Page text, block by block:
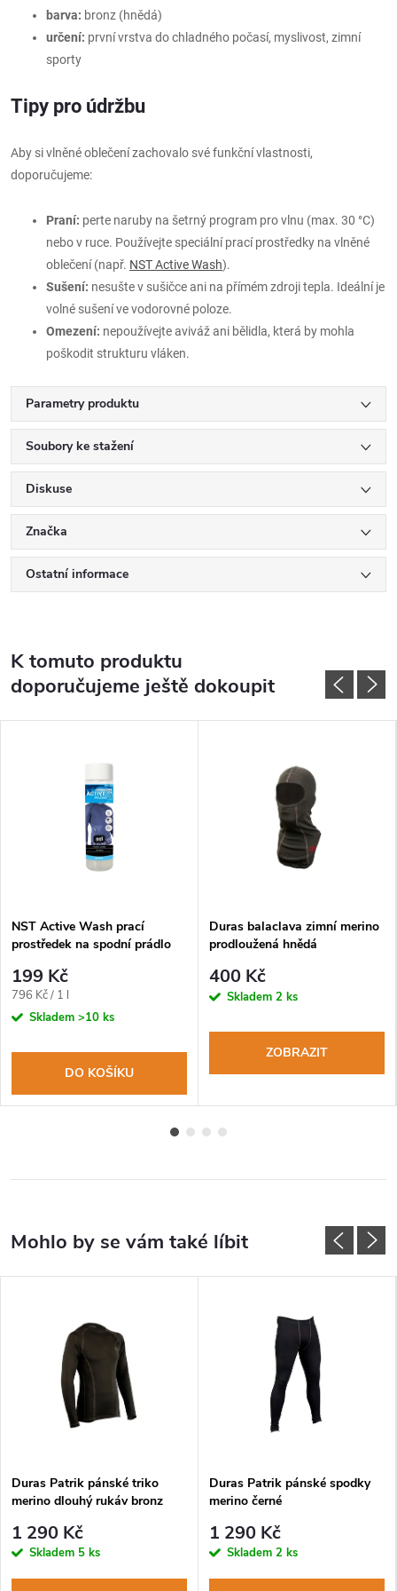
barva: bronz (hnědá)
určení: první vrstva do chladného počasí, myslivost, zimní
sporty
Tipy pro údržbu
Aby si vlněné oblečení zachovalo své funkční vlastnosti,
doporučujeme:
Praní: perte naruby na šetrný program pro vlnu (max. 30 °C)
nebo v ruce. Používejte speciální prací prostředky na vlněné
oblečení (např. NST Active Wash).
Sušení: nesušte v sušičce ani na přímém zdroji tepla. Ideální je
volné sušení ve vodorovné poloze.
Omezení: nepoužívejte aviváž ani bělidla, která by mohla
poškodit strukturu vláken.
Parametry produktu
Soubory ke stažení
Diskuse
Značka
Ostatní informace
K tomuto produktu
doporučujeme ještě dokoupit
NST Active Wash prací
prostředek na spodní prádlo
199 Kč
Měrná
cena:
796 Kč / 1 l
Skladem >10 ks
DO KOŠÍKU
Duras balaclava zimní merino
prodloužená hnědá
400 Kč
Skladem 2 ks
ZOBRAZIT
Duras Patrik pánské triko
merino dlouhý rukáv bronz
1 290 Kč
Skladem 5 ks
Duras Patrik pánské spodky
merino černé
1 290 Kč
Skladem 2 ks